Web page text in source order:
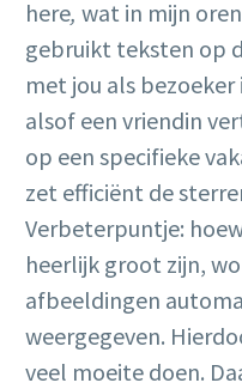
here, wat in mijn
gebruikt teksten op
met jou als
alsof een vriendin
op een specifieke
zet efficiënt de
Verbeterpuntje:
heerlijk groot zijn,
afbeeldingen
weergegeven.
veel moeite doen.